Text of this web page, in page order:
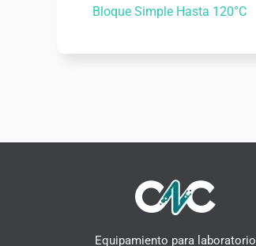
Bloque Simple Hasta 120°C
Equipamiento para laboratorio